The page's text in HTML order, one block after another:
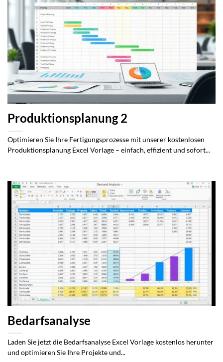
Produktionsplanung 2
Optimieren Sie Ihre Fertigungsprozesse mit unserer kostenlosen
Produktionsplanung Excel Vorlage – einfach, effizient und sofort...
Bedarfsanalyse
Laden Sie jetzt die Bedarfsanalyse Excel Vorlage kostenlos herunter
und optimieren Sie Ihre Projekte und...